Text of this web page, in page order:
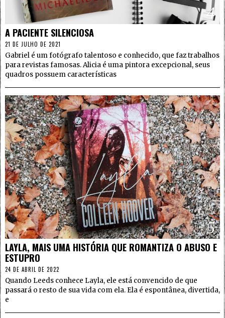
4
A PACIENTE SILENCIOSA
21 DE JULHO DE 2021
Gabriel é um fotógrafo talentoso e conhecido, que faz trabalhos
para revistas famosas. Alicia é uma pintora excepcional, seus
quadros possuem características
5
LAYLA, MAIS UMA HISTÓRIA QUE ROMANTIZA O ABUSO E
ESTUPRO
24 DE ABRIL DE 2022
Quando Leeds conhece Layla, ele está convencido de que
passará o resto de sua vida com ela. Ela é espontânea, divertida,
e